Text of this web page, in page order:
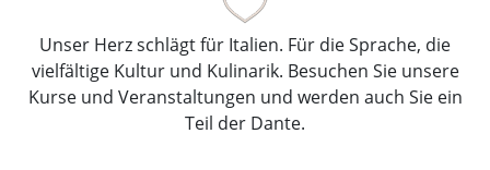
Unser Herz schlägt für Italien. Für die Sprache, die
vielfältige Kultur und Kulinarik. Besuchen Sie unsere
Kurse und Veranstaltungen und werden auch Sie ein
Teil der Dante.